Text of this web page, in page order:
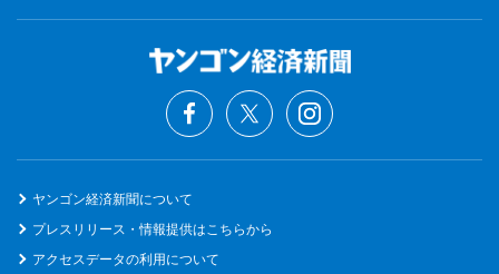
ヤンゴン経済新聞について
プレスリリース・情報提供はこちらから
アクセスデータの利用について